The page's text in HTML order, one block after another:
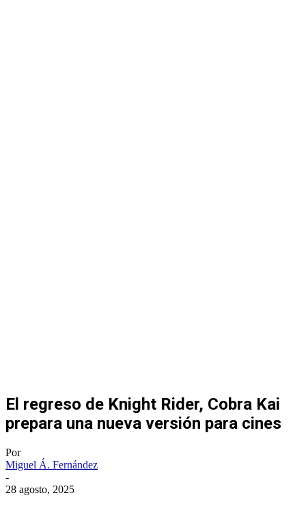
El regreso de Knight Rider, Cobra Kai
prepara una nueva versión para cines
Por
Miguel Á. Fernández
-
28 agosto, 2025